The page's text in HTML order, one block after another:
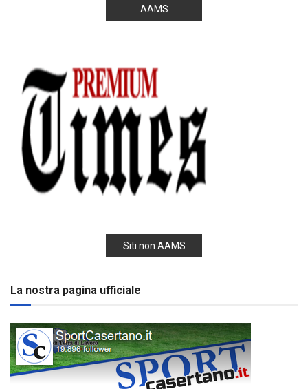
AAMS
Siti non AAMS
La nostra pagina ufficiale